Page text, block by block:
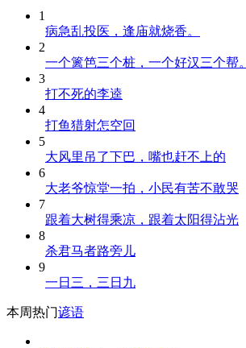
1
病急乱投医，逢庙就烧香。
2
一个篱笆三个桩，一个好汉三个帮。
3
打不死的李逵
4
打鱼猎射怎空回
5
大风里吊了下巴，嘴也赶不上的
6
大老爷惊堂一拍，小民有苦不敢哭
7
跟着大树得乘凉，跟着太阳得沾光
8
杀君马者路旁儿
9
一日三，三日九
本周热门谚语